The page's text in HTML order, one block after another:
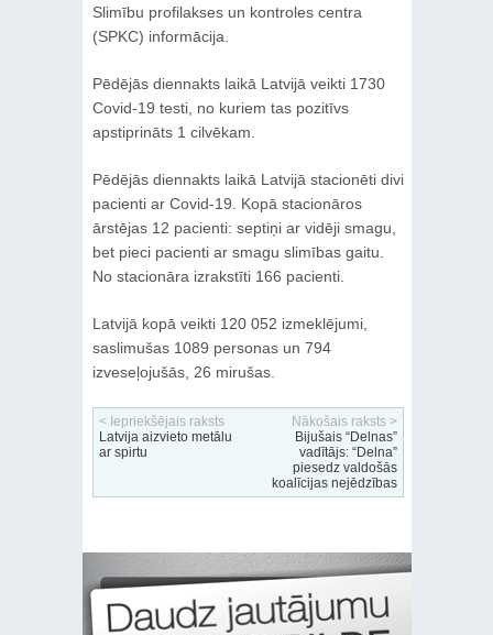
Slimību profilakses un kontroles centra
(SPKC) informācija.
Pēdējās diennakts laikā Latvijā veikti 1730
Covid-19 testi, no kuriem tas pozitīvs
apstiprināts 1 cilvēkam.
Pēdējās diennakts laikā Latvijā stacionēti divi
pacienti ar Covid-19. Kopā stacionāros
ārstējas 12 pacienti: septiņi ar vidēji smagu,
bet pieci pacienti ar smagu slimības gaitu.
No stacionāra izrakstīti 166 pacienti.
Latvijā kopā veikti 120 052 izmeklējumi,
saslimušas 1089 personas un 794
izveseļojušās, 26 mirušas.
< Iepriekšējais raksts
Latvija aizvieto metālu
ar spirtu
Nākošais raksts >
Bijušais “Delnas”
vadītājs: “Delna”
piesedz valdošās
koalīcijas nejēdzības